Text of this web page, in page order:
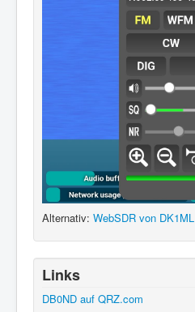
Alternativ: WebSDR von DK1ML
Links
DB0ND auf QRZ.com